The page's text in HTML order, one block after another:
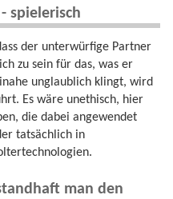
spielerisch
der unterwürfige Partner
zu sein für das, was er
unglaublich klingt, wird
Es wäre unethisch, hier
die dabei angewendet
tatsächlich in
man den